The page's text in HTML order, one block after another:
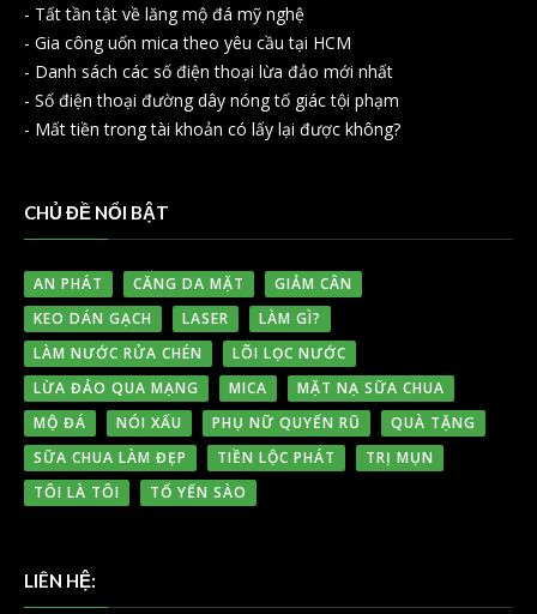
- Tất tần tật về lăng mộ đá mỹ nghệ
- Gia công uốn mica theo yêu cầu tại HCM
- Danh sách các số điện thoại lừa đảo mới nhất
- Số điện thoại đường dây nóng tố giác tội phạm
- Mất tiền trong tài khoản có lấy lại được không?
CHỦ ĐỀ NỔI BẬT
AN PHÁT CĂNG DA MẶT
GIẢM CÂN
KEO DÁN GẠCH
LASER
LÀM GÌ?
LÀM NƯỚC RỬA CHÉN
LÕI LỌC NƯỚC
LỪA ĐẢO QUA MẠNG
MICA
MẶT NẠ SỮA CHUA
MỘ ĐÁ
NÓI XẤU PHỤ NỮ QUYẾN RŨ
QUÀ TẶNG
SỮA CHUA LÀM ĐẸP
TIỀN LỘC PHÁT
TRỊ MỤN
TÔI LÀ TÔI
TỔ YẾN SÀO
LIÊN HỆ: